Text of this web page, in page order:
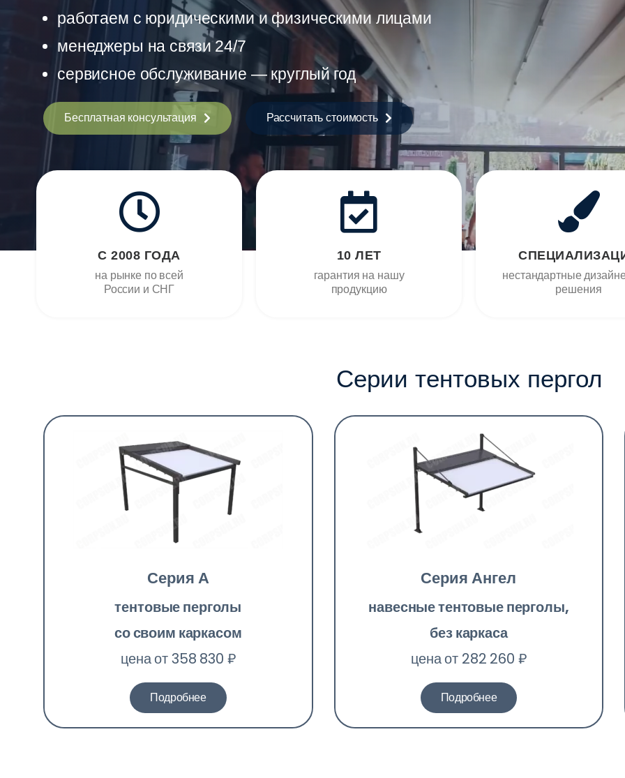
работаем с юридическими и физическими лицами
менеджеры на связи 24/7
сервисное обслуживание — круглый год
Бесплатная консультация Рассчитать стоимость
С 2008 ГОДА
на рынке по всей
России и СНГ
10 ЛЕТ
гарантия на нашу
продукцию
нестандартные
решения
Серии тентовых пергол
Серия А
тентовые перголы
со своим каркасом
цена от 358 830 ₽
Подробнее
Серия Ангел
навесные тентовые перголы,
без каркаса
цена от 282 260 ₽
Подробнее